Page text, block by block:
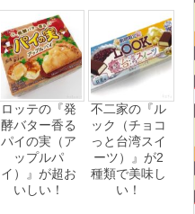
ロッテの『発
酵バター香る
パイの実（ア
ップルパ
イ）』が超お
いしい！
不二家の『ル
ック（チョコ
っと台湾スイ
ーツ）』が2
種類で美味し
い！